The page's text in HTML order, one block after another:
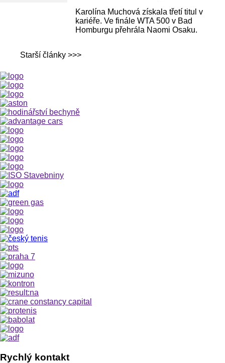
Karolína Muchová získala třetí titul v
kariéře. Ve finále WTA 500 v Bad
Homburgu přehrála Naomi Osaku.
Starší články >>>
Rychlý kontakt